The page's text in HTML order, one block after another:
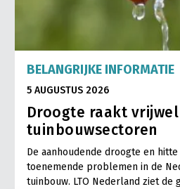
BELANGRIJKE INFORMATIE
5 AUGUSTUS 2026
Droogte raakt
tuinbouwsectoren
De aanhoudende droogte en
toenemende problemen in de
tuinbouw. LTO Nederland ziet de